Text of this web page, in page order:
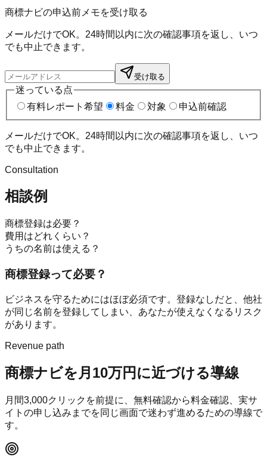
商標ナビの申込前メモを受け取る
メールだけでOK。24時間以内に次の確認事項を返し、いつ
でも中止できます。
受け取る
迷っている点
有料レポート希望
料金 対象 申込前確認
メールだけでOK。24時間以内に次の確認事項を返し、いつ
でも中止できます。
Consultation
相談例
商標登録は必要？
費用はどれくらい？
うちの名前は使える？
商標登録って必要？
ビジネスを守るためにはほぼ必須です。登録なしだと、他社
が同じ名前を登録してしまい、あなたが使えなくなるリスク
があります。
Revenue path
商標ナビを月10万円に近づける導線
月間3,000クリックを前提に、無料確認から料金確認、実サ
イトの申し込みまでを同じ画面で迷わず進めるための導線で
す。